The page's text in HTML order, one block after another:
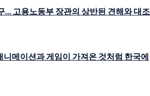
… 고용노동부 장관의 상반된 견해와 대조
메이션과 게임이 가져온 것처럼 한국에